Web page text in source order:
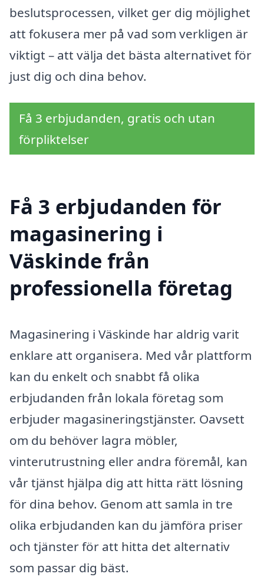
beslutsprocessen, vilket ger dig möjlighet
att fokusera mer på vad som verkligen är
viktigt – att välja det bästa alternativet för
just dig och dina behov.
Få 3 erbjudanden, gratis och utan
förpliktelser
Få 3 erbjudanden för
magasinering i
Väskinde från
professionella företag
Magasinering i Väskinde har aldrig varit
enklare att organisera. Med vår plattform
kan du enkelt och snabbt få olika
erbjudanden från lokala företag som
erbjuder magasineringstjänster. Oavsett
om du behöver lagra möbler,
vinterutrustning eller andra föremål, kan
vår tjänst hjälpa dig att hitta rätt lösning
för dina behov. Genom att samla in tre
olika erbjudanden kan du jämföra priser
och tjänster för att hitta det alternativ
som passar dig bäst.